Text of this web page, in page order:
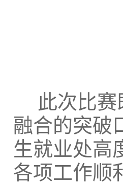
此次比
融合的突破
生就业处高
各项工作顺